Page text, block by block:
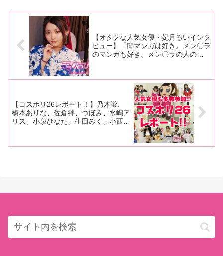
【後編】
名。恵比寿マスカッツとAV現場
の違いや、AV女優の引退後の生
活などを話され
【オタクな人気女優・妃月るいインタ
ビュー】「闇マンガは好き。メン〇ラ
のマンガも好き。メン〇ラの人の
好き」その4
【コスホリ26レポート！】乃木蛍、
橋本ありな、佐倉絆、つぼみ、水嶋ア
リス、小泉ひなた、生田みく、小西ま
開！